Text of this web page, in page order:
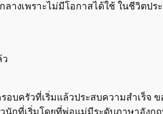
งเพราะไม่มีโอกาสได้ใช้ ในชีวิตปร
ว
ครัวที่เริ่มแล้วประสบความสำเร็จ ข
นักที่เริ่มโดยที่พ่อแม่มีระดับภาษาอังก